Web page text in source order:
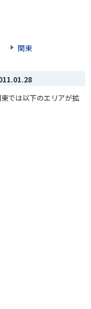
関東
では以下のエリアが拡